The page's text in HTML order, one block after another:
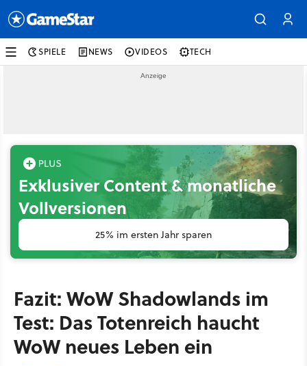
SPIELE NEWS VIDEOS TECH
Exklusiver Content & monatliche
Vollversionen
25% im ersten Jahr sparen
Fazit: WoW Shadowlands im
Test: Das Totenreich haucht
WoW neues Leben ein